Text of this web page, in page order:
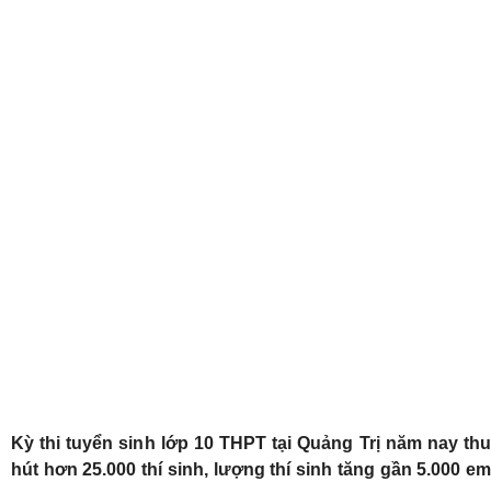
Kỳ thi tuyển sinh lớp 10 THPT tại Quảng Trị năm nay thu
hút hơn 25.000 thí sinh, lượng thí sinh tăng gần 5.000 em